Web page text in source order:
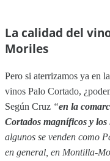
La calidad del
Moriles
Pero si aterrizamos ya en
vinos Palo Cortado,
Según Cruz “en la
Cortados magníficos y
algunos se venden como
en general, en Montilla-